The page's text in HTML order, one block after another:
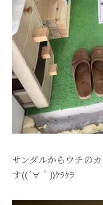
サンダルからウチの
す((´∀｀))ｹﾗｹﾗ